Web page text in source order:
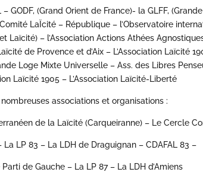
– GODF, (Grand Orient de France)- la GLFF,
LaÏcité – République – l’Observatoire
Laïcité) – l’Association Actions Athées
de Provence et d’Aix – L’Association Laïcité
Loge Mixte Universelle – Ass. des Libres
Laïcité 1905 – L’Association Laïcité-Liberté
associations et organisations :
de la Laïcité (Carqueiranne) – Le Cercle
La LP 83 – La LDH de Draguignan – CDAFAL 83 –
de Gauche – La LP 87 – La LDH d’Amiens